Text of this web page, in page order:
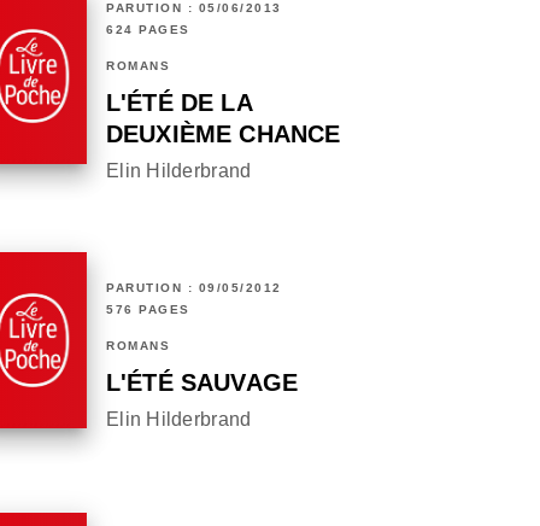
PARUTION : 05/06/2013
624 PAGES
ROMANS
L'ÉTÉ DE LA
DEUXIÈME CHANCE
Elin Hilderbrand
PARUTION : 09/05/2012
576 PAGES
ROMANS
L'ÉTÉ SAUVAGE
Elin Hilderbrand